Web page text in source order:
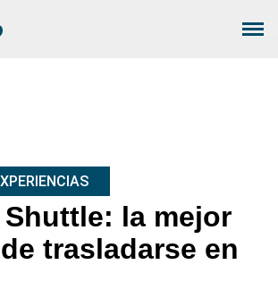
la mejor
trasladarse en